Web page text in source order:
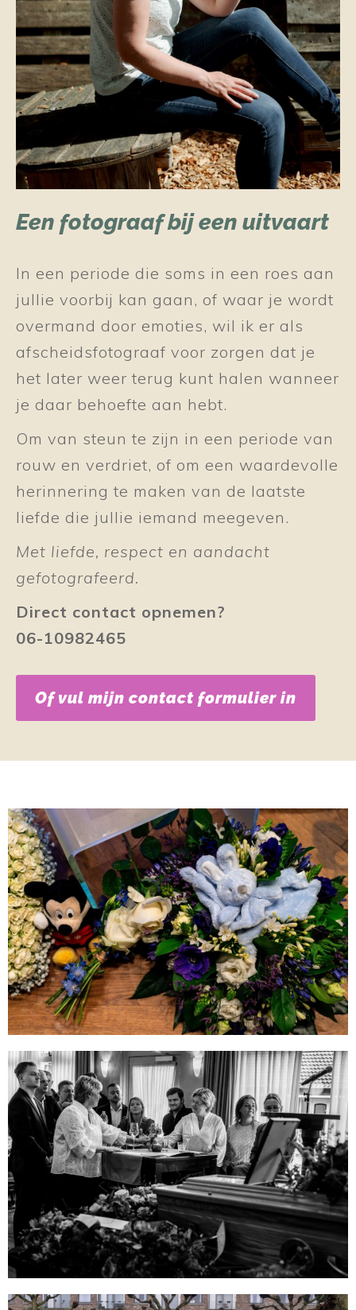
Een fotograaf bij een uitvaart
In een periode die soms in een roes aan
jullie voorbij kan gaan, of waar je wordt
overmand door emoties, wil ik er als
afscheidsfotograaf voor zorgen dat je
het later weer terug kunt halen wanneer
je daar behoefte aan hebt.
Om van steun te zijn in een periode van
rouw en verdriet, of om een waardevolle
herinnering te maken van de laatste
liefde die jullie iemand meegeven.
Met liefde, respect en aandacht
gefotografeerd.
Direct contact opnemen?
06-10982465
Of vul mijn contact formulier in